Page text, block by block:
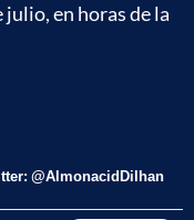
julio, en horas de la
@AlmonacidDilhan